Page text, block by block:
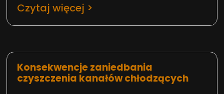
Czytaj więcej >
Konsekwencje zaniedbania
czyszczenia kanałów chłodzących